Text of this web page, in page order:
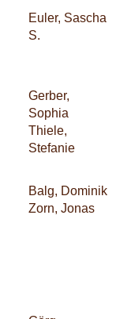
Euler, Sascha
S.
Gerber,
Sophia
Thiele,
Stefanie
Balg, Dominik
Zorn, Jonas